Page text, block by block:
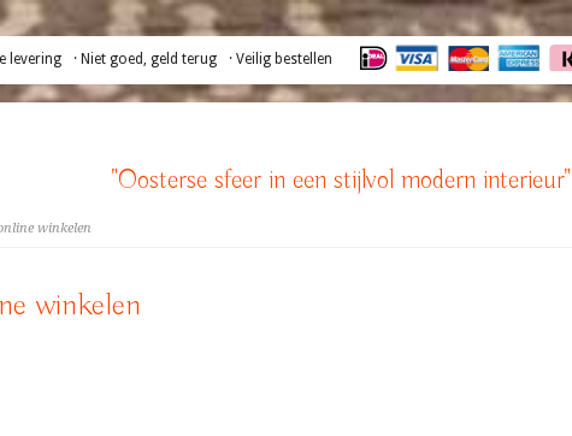
levering · Niet goed, geld terug · Veilig bestellen
"Oosterse sfeer in een stijlvol modern interieur"
winkelen
winkelen